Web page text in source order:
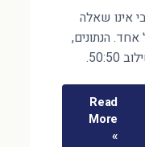
אינו שאלה
הנתונים,
Read
More
»